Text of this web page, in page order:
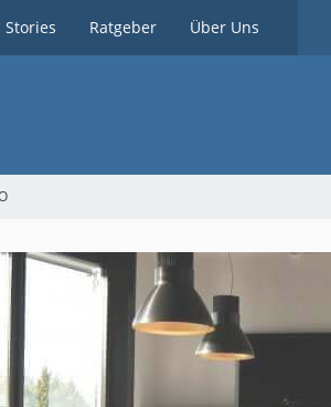
Stories Ratgeber Über Uns